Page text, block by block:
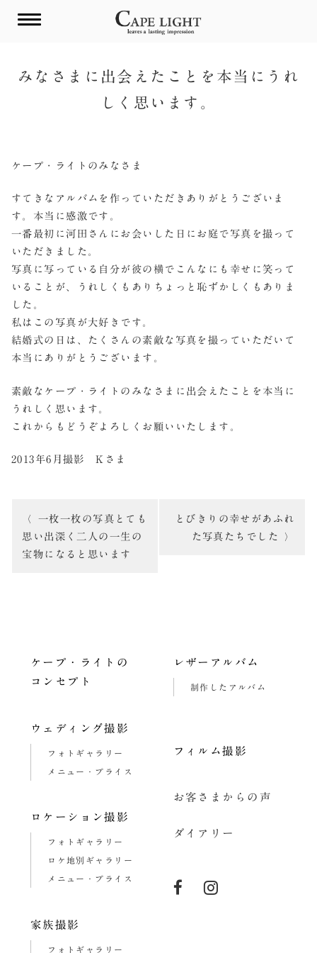
みなさまに出会えたことを本当にうれ
しく思います。
ケープ・ライトのみなさま
すてきなアルバムを作っていただきありがとうございま
す。本当に感激です。
一番最初に河田さんにお会いした日にお庭で写真を撮って
いただきました。
写真に写っている自分が彼の横でこんなにも幸せに笑って
いることが、うれしくもありちょっと恥ずかしくもありま
した。
私はこの写真が大好きです。
結婚式の日は、たくさんの素敵な写真を撮っていただいて
本当にありがとうございます。
素敵なケープ・ライトのみなさまに出会えたことを本当に
うれしく思います。
これからもどうぞよろしくお願いいたします。
2013年6月撮影 Kさま
稿
ナ
一枚一枚の写真とても
思い出深く二人の一生の
宝物になると思います
とびきりの幸せがあふれ
た写真たちでした
ケープ・ライトの
コンセプト
ウェディング撮影
フォトギャラリー
メニュー・プライス
ロケーション撮影
フォトギャラリー
ロケ地別ギャラリー
メニュー・プライス
家族撮影
フォトギャラリー
レザーアルバム
制作したアルバム
フィルム撮影
お客さまからの声
ダイアリー